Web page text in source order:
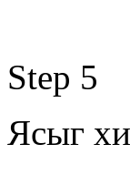
Step 5
Ясыг